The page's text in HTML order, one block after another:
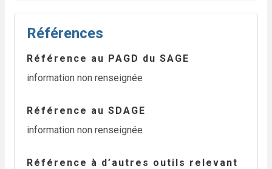
Références
Référence au PAGD du SAGE
information non renseignée
Référence au SDAGE
information non renseignée
Référence à d’autres outils relevant